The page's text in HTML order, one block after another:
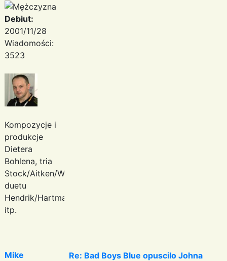
Debiut:
2001/11/28
Wiadomości:
3523
Kompozycje i
produkcje
Dietera
Bohlena, tria
Stock/Aitken/Waterman,
duetu
Hendrik/Hartmann
itp.
Mike
Re: Bad Boys Blue opuscilo Johna